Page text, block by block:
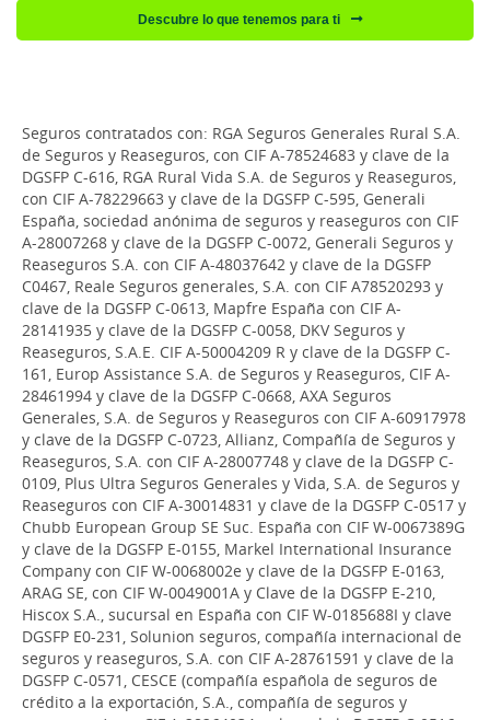
Descubre lo que tenemos para ti
Seguros contratados con: RGA Seguros Generales Rural S.A.
de Seguros y Reaseguros, con CIF A-78524683 y clave de la
DGSFP C-616, RGA Rural Vida S.A. de Seguros y Reaseguros,
con CIF A-78229663 y clave de la DGSFP C-595, Generali
España, sociedad anónima de seguros y reaseguros con CIF
A-28007268 y clave de la DGSFP C-0072, Generali Seguros y
Reaseguros S.A. con CIF A-48037642 y clave de la DGSFP
C0467, Reale Seguros generales, S.A. con CIF A78520293 y
clave de la DGSFP C-0613, Mapfre España con CIF A-
28141935 y clave de la DGSFP C-0058, DKV Seguros y
Reaseguros, S.A.E. CIF A-50004209 R y clave de la DGSFP C-
161, Europ Assistance S.A. de Seguros y Reaseguros, CIF A-
28461994 y clave de la DGSFP C-0668, AXA Seguros
Generales, S.A. de Seguros y Reaseguros con CIF A-60917978
y clave de la DGSFP C-0723, Allianz, Compañía de Seguros y
Reaseguros, S.A. con CIF A-28007748 y clave de la DGSFP C-
0109, Plus Ultra Seguros Generales y Vida, S.A. de Seguros y
Reaseguros con CIF A-30014831 y clave de la DGSFP C-0517 y
Chubb European Group SE Suc. España con CIF W-0067389G
y clave de la DGSFP E-0155, Markel International Insurance
Company con CIF W-0068002e y clave de la DGSFP E-0163,
ARAG SE, con CIF W-0049001A y Clave de la DGSFP E-210,
Hiscox S.A., sucursal en España con CIF W-0185688I y clave
DGSFP E0-231, Solunion seguros, compañía internacional de
seguros y reaseguros, S.A. con CIF A-28761591 y clave de la
DGSFP C-0571, CESCE (compañía española de seguros de
crédito a la exportación, S.A., compañía de seguros y